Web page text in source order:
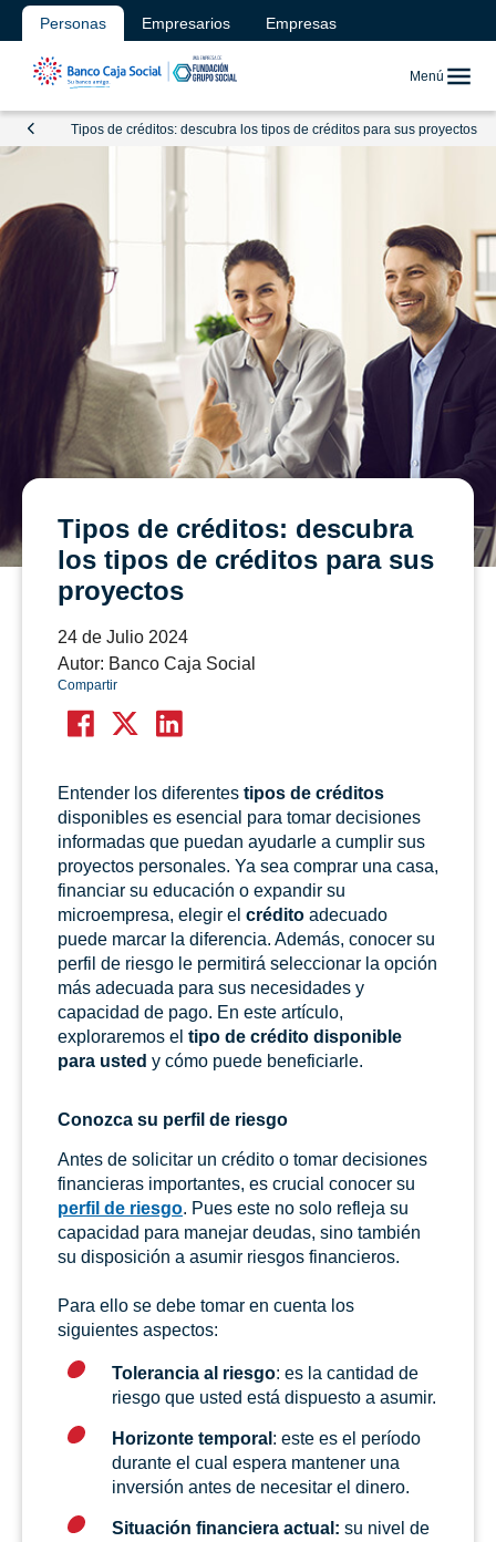
Personas Empresarios Empresas
Menú
Tipos de créditos: descubra los tipos de créditos para sus proyectos
Tipos de créditos: descubra
los tipos de créditos para sus
proyectos
24 de Julio 2024
Autor: Banco Caja Social
Compartir
Entender los diferentes tipos de créditos
disponibles es esencial para tomar decisiones
informadas que puedan ayudarle a cumplir sus
proyectos personales. Ya sea comprar una casa,
financiar su educación o expandir su
microempresa, elegir el crédito adecuado
puede marcar la diferencia. Además, conocer su
perfil de riesgo le permitirá seleccionar la opción
más adecuada para sus necesidades y
capacidad de pago. En este artículo,
exploraremos el tipo de crédito disponible
para usted y cómo puede beneficiarle.
Conozca su perfil de riesgo
Antes de solicitar un crédito o tomar decisiones
financieras importantes, es crucial conocer su
perfil de riesgo. Pues este no solo refleja su
capacidad para manejar deudas, sino también
su disposición a asumir riesgos financieros.
Para ello se debe tomar en cuenta los
siguientes aspectos:
Tolerancia al riesgo: es la cantidad de
riesgo que usted está dispuesto a asumir.
Horizonte temporal : este es el período
durante el cual espera mantener una
inversión antes de necesitar el dinero.
Situación financiera actual: su nivel de